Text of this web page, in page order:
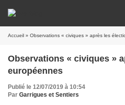
Accueil » Observations « civiques » après les
Observations « civiques »
européennes
Publié le 12/07/2019 à 10:54
Par Garrigues et Sentiers